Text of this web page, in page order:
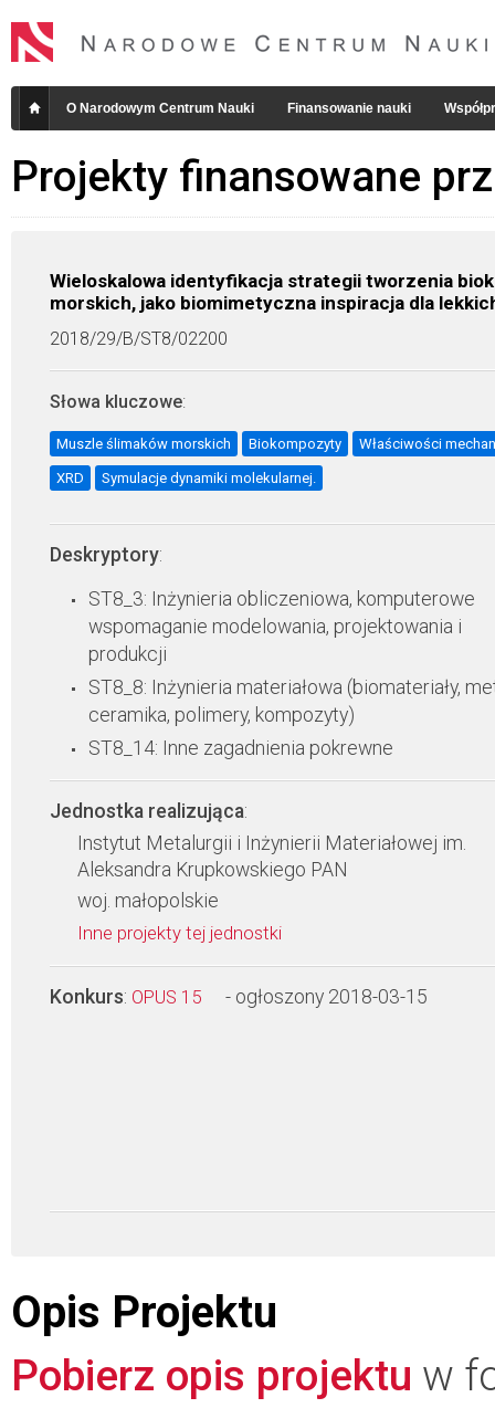
O Narodowym Centrum Nauki Finansowanie nauki
Projekty finansowane
Wieloskalowa identyfikacja strategii tworzenia
morskich, jako biomimetyczna inspiracja dla
2018/29/B/ST8/02200
Słowa kluczowe:
Muszle ślimaków morskich Biokompozyty Właściwości
XRD Symulacje dynamiki molekularnej.
Deskryptory:
ST8_3: Inżynieria obliczeniowa, komputerowe
wspomaganie modelowania, projektowania i
produkcji
ST8_8: Inżynieria materiałowa (biomateriały,
ceramika, polimery, kompozyty)
ST8_14: Inne zagadnienia pokrewne
Jednostka realizująca:
Instytut Metalurgii i Inżynierii Materiałowej im.
Aleksandra Krupkowskiego PAN
woj. małopolskie
Inne projekty tej jednostki
Konkurs: OPUS 15 - ogłoszony 2018-03-15
Opis Projektu
Pobierz opis projektu w